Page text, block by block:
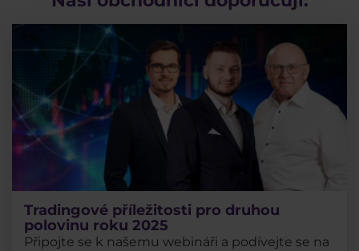
Tradingové příležitosti pro druhou
polovinu roku 2025
Připojte se k našemu webináři a podívejte se na